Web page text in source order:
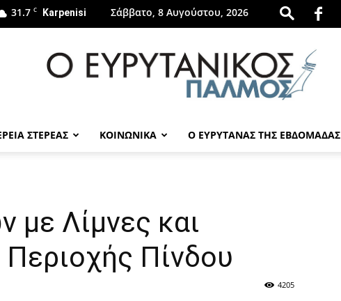
31.7 C Karpenisi Σάββατο, 8 Αυγούστου, 2026
ΣΤΕΡΕΑΣ ΚΟΙΝΩΝΙΚΑ Ο ΕΥΡΥΤΑΝΑΣ ΤΗΣ ΕΒΔΟΜΑΔΑΣ
με Λίμνες και
Πίνδου
4205